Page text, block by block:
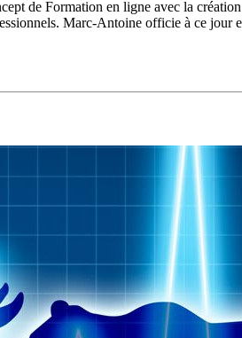
de Formation en ligne avec la
Marc-Antoine officie à ce